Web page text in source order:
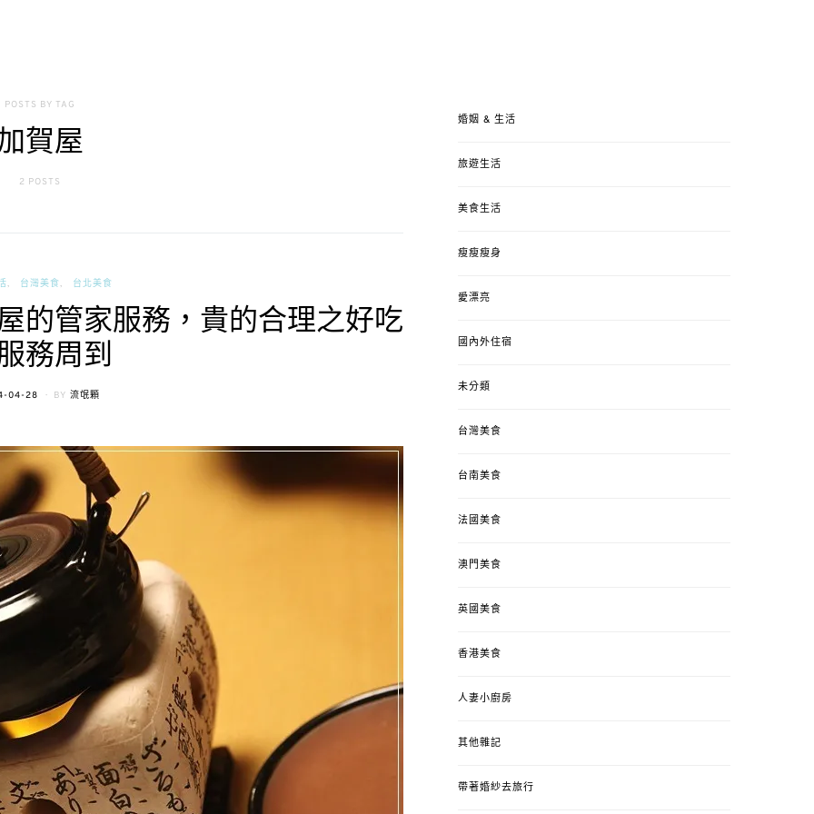
POSTS BY TAG
賀屋
2 POSTS
台灣美食 台北美食
的管家服務，貴的合理之好吃
務周到
04-28 BY 流氓顆
婚姻 & 生活
旅遊生活
美食生活
瘦瘦瘦身
愛漂亮
國內外住宿
未分類
台灣美食
台南美食
法國美食
澳門美食
英國美食
香港美食
人妻小廚房
其他雜記
帶著婚紗去旅行